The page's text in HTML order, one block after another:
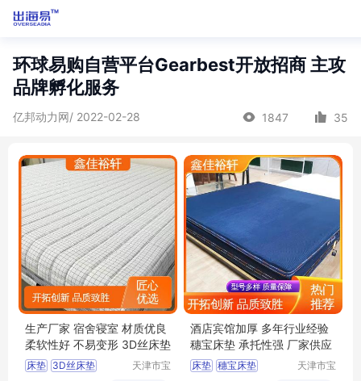
环球易购自营平台Gearbest开放招商 主攻
品牌孵化服务
亿邦动力网/ 2022-02-28 1847 35
生产厂家 宿舍寝室 材质优良
柔软性好 不易变形 3D丝床垫
床垫 3D丝床垫
天津市宝
酒店宾馆加厚 多年行业经验
穗宝床垫 承托性强 厂家供应
床垫 穗宝床垫
天津市宝